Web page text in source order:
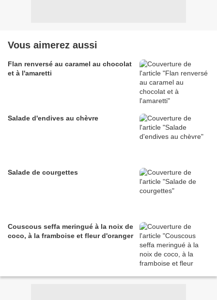
Vous aimerez aussi
Flan renversé au caramel au chocolat
et à l'amaretti
Salade d'endives au chèvre
Salade de courgettes
Couscous seffa meringué à la noix de
coco, à la framboise et fleur d'oranger